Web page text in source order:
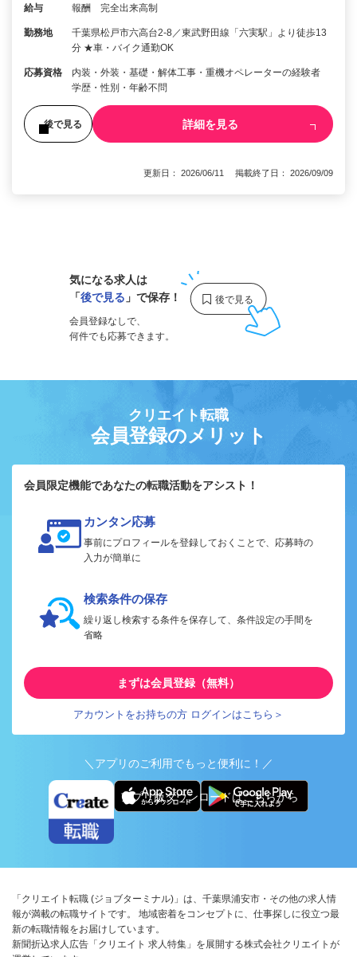
給与 報酬 完全出来高制
勤務地
千葉県松戸市六高台2-8／東武野田線「六実駅」より徒歩13
分 ★車・バイク通勤OK
応募資格
内装・外装・基礎・解体工事・重機オペレーターの経験者
学歴・性別・年齢不問
後で見る 詳細を見る
更新日： 2026/06/11 掲載終了日： 2026/09/09
気になる求人は
「後で見る 」で保存！
会員登録なしで、
何件でも応募できます。
クリエイト転職
会員登録のメリット
会員限定機能であなたの転職活動をアシスト！
カンタン応募
事前にプロフィールを登録しておくことで、応募時の
入力が簡単に
検索条件の保存
繰り返し検索する条件を保存して、条件設定の手間を
省略
まずは会員登録（無料）
アカウントをお持ちの方 ログインはこちら＞
＼アプリのご利用でもっと便利に！／
アプリ版ダウンロードはこちらから
「クリエイト転職 (ジョブターミナル)」は、千葉県浦安市・その他の求人情
報が満載の転職サイトです。 地域密着をコンセプトに、仕事探しに役立つ最
新の転職情報をお届けしています。
新聞折込求人広告「クリエイト 求人特集」を展開する株式会社クリエイトが